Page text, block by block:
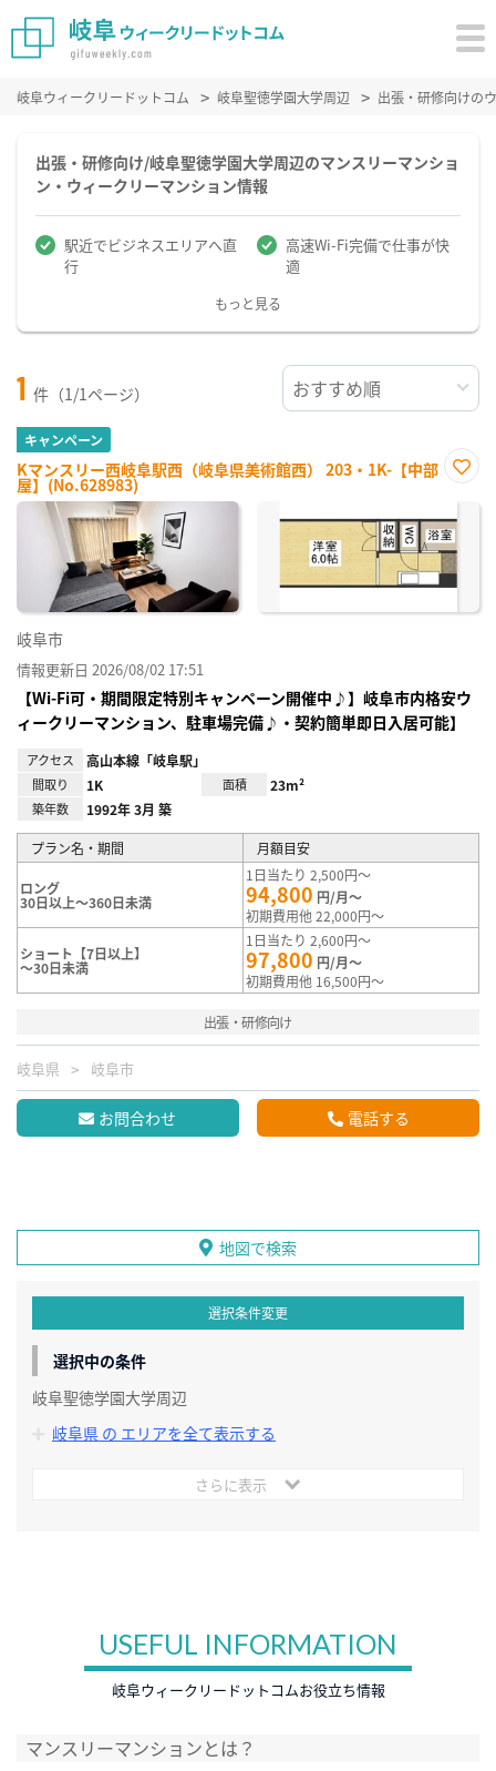
岐阜ウィークリードットコム 岐阜聖徳学園大学周辺 出張・研修向けの
出張・研修向け/岐阜聖徳学園大学周辺のマンスリーマンショ
ン・ウィークリーマンション情報
駅近でビジネスエリアへ直
行
高速Wi-Fi完備で仕事が快
適
もっと見る
1 件（1/1ページ）
キャンペーン
Kマンスリー西岐阜駅西（岐阜県美術館西） 203・1K-【中部
屋】(No.628983)
に入
り登
録
岐阜市
情報更新日 2026/08/02 17:51
【Wi-Fi可・期間限定特別キャンペーン開催中♪】岐阜市内格安ウ
ィークリーマンション、駐車場完備♪・契約簡単即日入居可能】
アクセス 高山本線「岐阜駅」
間取り 1K 面積 23m²
築年数 1992年 3月 築
プラン名・期間 月額目安
ロング
30日以上～360日未満
1日当たり 2,500円～
94,800 円/月～
初期費用他 22,000円～
ショート【7日以上】
～30日未満
1日当たり 2,600円～
97,800 円/月～
初期費用他 16,500円～
出張・研修向け
岐阜県 岐阜市
お問合わせ 電話する
地図で検索
選択条件変更
選択中の条件
岐阜聖徳学園大学周辺
岐阜県 の エリアを全て表示する
さらに表示
USEFUL INFORMATION
岐阜ウィークリードットコムお役立ち情報
マンスリーマンションとは？